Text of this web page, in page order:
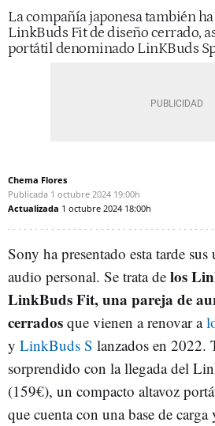
La compañía japonesa también
LinkBuds Fit de diseño cerrado,
portátil denominado LinKBuds
Chema Flores
Publicada 1 octubre 2024 19:00h
Actualizada 1 octubre 2024 18:00h
Sony ha presentado esta tarde
audio personal. Se trata de los
LinkBuds Fit, una pareja de
cerrados que vienen a renovar a
y LinkBuds S lanzados en 2022.
sorprendido con la llegada del
(159€), un compacto altavoz
que cuenta con una base de